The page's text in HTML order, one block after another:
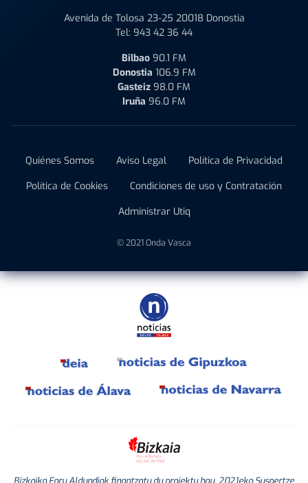
Avenida de Tolosa 23-25 20018 Donostia
Tel: 943 42 36 44
Bilbao 90.1 FM
Donostia 106.9 FM
Gasteiz 98.0 FM
Iruña 96.0 FM
Quiénes Somos Aviso Legal
Política de Privacidad
Política de Cookies
Condiciones de uso y Contratación
Administrar Utiq
© 2021 Onda Vasca
Bizkaiko Foru Aldundiak finantzatu du proiektu hau, 2021eko Suspertze